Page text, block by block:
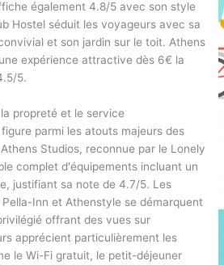
également 4.8/5 avec son style
Hostel séduit les voyageurs avec sa
et son jardin sur le toit. Athens
expérience attractive dès 6€ la
5.
propreté et le service
parmi les atouts majeurs des
Studios, reconnue par le Lonely
complet d'équipements incluant un
justifiant sa note de 4.7/5. Les
Inn et Athenstyle se démarquent
offrant des vues sur
apprécient particulièrement les
le Wi-Fi gratuit, le petit-déjeuner